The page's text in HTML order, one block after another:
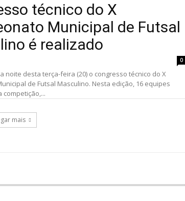
técnico do X
Municipal de Futsal
é realizado
0
noite desta terça-feira (20) o congresso técnico do X
de Futsal Masculino. Nesta edição, 16 equipes
mais